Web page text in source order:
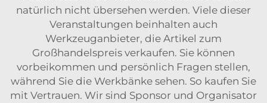
natürlich nicht übersehen werden. Viele dieser
Veranstaltungen beinhalten auch
Werkzeuganbieter, die Artikel zum
Großhandelspreis verkaufen. Sie können
vorbeikommen und persönlich Fragen stellen,
während Sie die Werkbänke sehen. So kaufen Sie
mit Vertrauen. Wir sind Sponsor und Organisator